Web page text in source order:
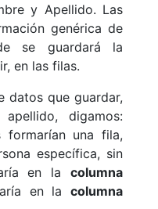
y Apellido. Las
genérica de
se guardará la
en las filas.
datos que guardar,
digamos:
formarían una fila,
específica, sin
en la columna
en la columna